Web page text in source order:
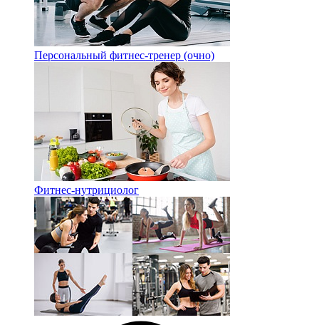
Персональный фитнес-тренер (очно)
Фитнес-нутрициолог